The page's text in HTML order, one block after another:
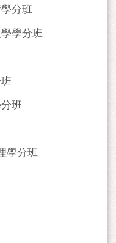
分班
學分班
班
學分班